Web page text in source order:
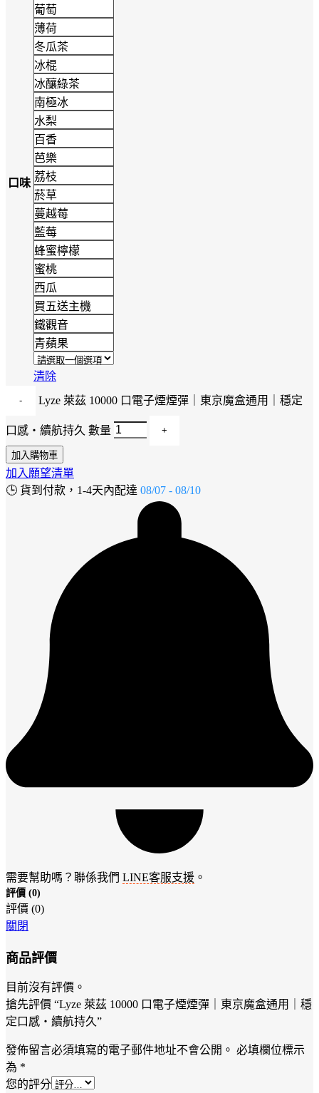
口味
葡萄
薄荷
冬瓜茶
冰棍
冰釀綠茶
南極冰
水梨
百香
芭樂
荔枝
菸草
蔓越莓
藍莓
蜂蜜檸檬
蜜桃
西瓜
買五送主機
鐵觀音
青蘋果
清除
Lyze 萊茲 10000 口電子煙煙彈｜東京魔盒通用｜穩定
口感・續航持久 數量
加入購物車
加入願望清單
🕒 貨到付款，1-4天內配達 08/07 - 08/10
需要幫助嗎？聯係我們 LINE客服支援 。
評價 (0)
評價 (0)
關閉
商品評價
目前沒有評價。
搶先評價 “Lyze 萊茲 10000 口電子煙煙彈｜東京魔盒通用｜穩
定口感・續航持久”
發佈留言必須填寫的電子郵件地址不會公開。 必填欄位標示
為 *
您的評分